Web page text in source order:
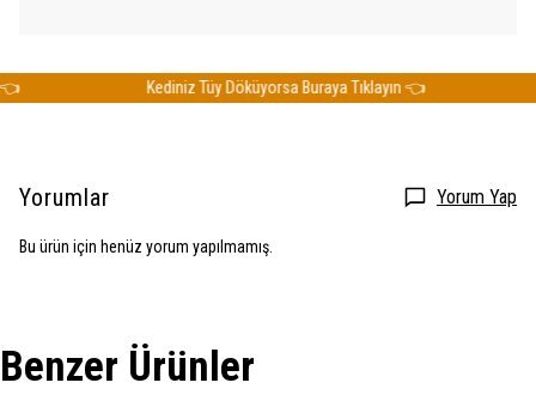
Kediniz Tüy Döküyorsa Buraya Tıklayın 👈
Yorumlar Yorum Yap
Bu ürün için henüz yorum yapılmamış.
Benzer Ürünler